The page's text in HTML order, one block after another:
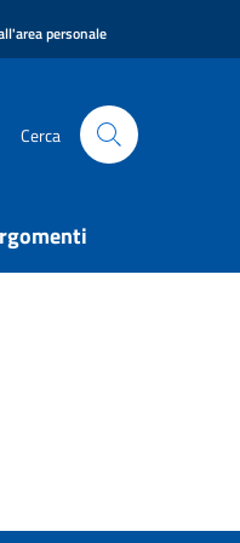
personale
Cerca